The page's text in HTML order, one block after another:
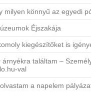
milyen könnyű az egyedi
Éjszakája
kiegészítőket is
árnyékra találtam –
val
a napelem